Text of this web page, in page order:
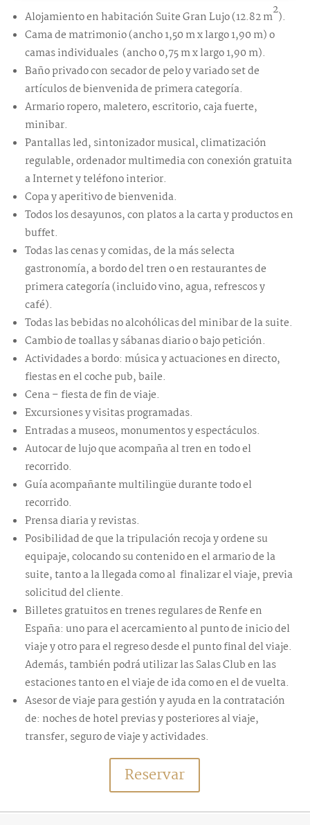
Alojamiento en habitación Suite Gran Lujo(12.82 m2).
Cama de matrimonio (ancho 1,50 m x largo 1,90 m) o
camas individuales (ancho 0,75 m x largo 1,90 m).
Baño privado con secador de pelo y variado set de
artículos de bienvenida de primera categoría.
Armario ropero, maletero, escritorio, caja fuerte,
minibar.
Pantallas led, sintonizador musical, climatización
regulable, ordenador multimedia con conexión gratuita
a Internet y teléfono interior.
Copa y aperitivo de bienvenida.
Todos los desayunos, con platos a la carta y productos en
buffet.
Todas las cenas y comidas, de la más selecta
gastronomía, a bordo del tren o en restaurantes de
primera categoría (incluido vino, agua, refrescos y
café).
Todas las bebidas no alcohólicas del minibar de la suite.
Cambio de toallas y sábanas diario o bajo petición.
Actividades a bordo: música y actuaciones en directo,
fiestas en el coche pub, baile.
Cena – fiesta de fin de viaje.
Excursiones y visitas programadas.
Entradas a museos, monumentos y espectáculos.
Autocar de lujo que acompaña al tren en todo el
recorrido.
Guía acompañante multilingüe durante todo el
recorrido.
Prensa diaria y revistas.
Posibilidad de que la tripulación recoja y ordene su
equipaje, colocando su contenido en el armario de la
suite, tanto a la llegada como al finalizar el viaje, previa
solicitud del cliente.
Billetes gratuitos en trenes regulares de Renfe en
España: uno para el acercamiento al punto de inicio del
viaje y otro para el regreso desde el punto final del viaje.
Además, también podrá utilizar las Salas Club en las
estaciones tanto en el viaje de ida como en el de vuelta.
Asesor de viaje para gestión y ayuda en la contratación
de: noches de hotel previas y posteriores al viaje,
transfer, seguro de viaje y actividades.
Reservar